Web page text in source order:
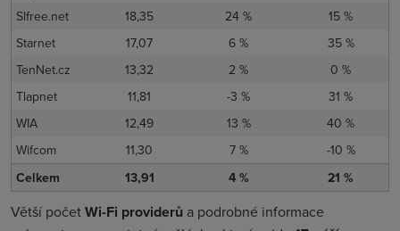
Slfree.net
18,35 24 %
15 %
Starnet
17,07 6 %
35 %
TenNet.cz
13,32 2 %
0 %
Tlapnet
11,81 -3 %
31 %
WIA
12,49 13 %
40 %
Wifcom
11,30 7 %
-10 %
Celkem
13,91 4 % 21 %
Větší početWi-Fi providerů a podrobné informace